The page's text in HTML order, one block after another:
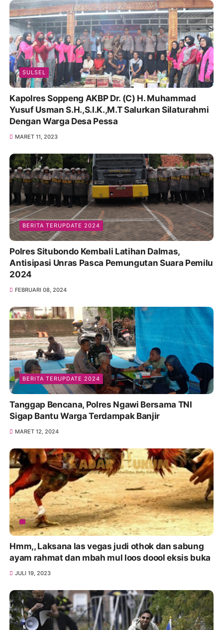
SULSEL
Kapolres Soppeng AKBP Dr. (C) H. Muhammad
Yusuf Usman S.H.,S.I.K.,M.T Salurkan Silaturahmi
Dengan Warga Desa Pessa
MARET 11, 2023
BERITA TERUPDATE 2024
Polres Situbondo Kembali Latihan Dalmas,
Antisipasi Unras Pasca Pemungutan Suara Pemilu
2024
FEBRUARI 08, 2024
BERITA TERUPDATE 2024
Tanggap Bencana, Polres Ngawi Bersama TNI
Sigap Bantu Warga Terdampak Banjir
MARET 12, 2024
Hmm,, Laksana las vegas judi othok dan sabung
ayam rahmat dan mbah mul loos doool eksis buka
JULI 19, 2023